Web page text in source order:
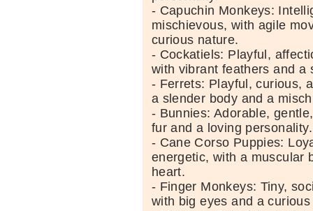
- Capuchin Monkeys:
mischievous, with agile
curious nature.
- Cockatiels: Playful,
with vibrant feathers and a
- Ferrets: Playful, curious,
a slender body and a
- Bunnies: Adorable,
fur and a loving personality.
- Cane Corso Puppies:
energetic, with a muscular
heart.
- Finger Monkeys: Tiny,
with big eyes and a